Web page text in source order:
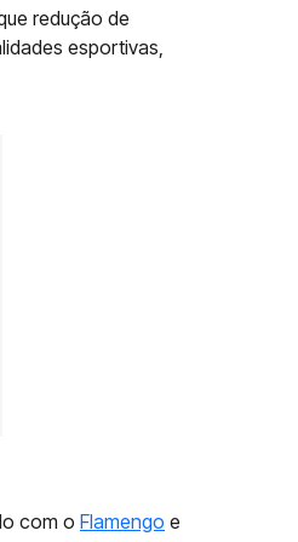
redução de
esportivas,
com o Flamengo e